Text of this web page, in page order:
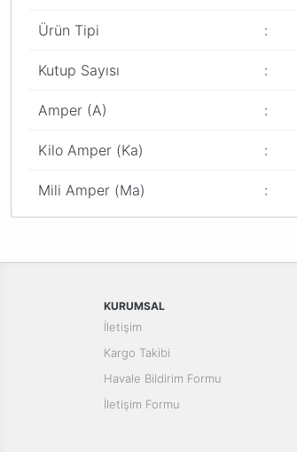
Ürün Tipi :
Kutup Sayısı :
Amper (A) :
Kilo Amper (Ka) :
Mili Amper (Ma) :
Ürün bilgilerinde hatalar bulunuyor.
Ürün fiyatı diğer sitelerden daha pahalı.
Bu ürüne benzer farklı alternatifler olmalı.
KURUMSAL
İletişim
Kargo Takibi
Havale Bildirim Formu
İletişim Formu